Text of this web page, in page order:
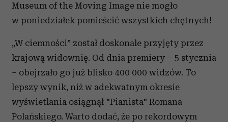
Museum of the Moving Image nie mogło
w poniedziałek pomieścić wszystkich chętnych!
„W ciemności” został doskonale przyjęty przez
krajową widownię. Od dnia premiery – 5 stycznia
– obejrzało go już blisko 400 000 widzów. To
lepszy wynik, niż w adekwatnym okresie
wyświetlania osiągnął "Pianista" Romana
Polańskiego. Warto dodać, że po rekordowym